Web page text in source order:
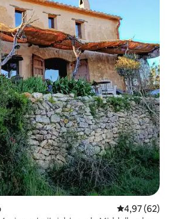
Gemiddelde
4,97 (62)